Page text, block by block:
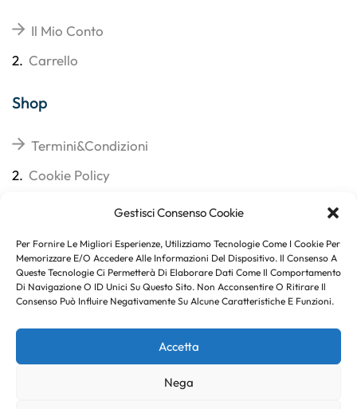
Gestisci Consenso Cookie
Per Fornire Le Migliori Esperienze, Utilizziamo Tecnologie Come I Cookie Per
Memorizzare E/o Accedere Alle Informazioni Del Dispositivo. Il Consenso A
Queste Tecnologie Ci Permetterà Di Elaborare Dati Come Il Comportamento
Di Navigazione O ID Unici Su Questo Sito. Non Acconsentire O Ritirare Il
Consenso Può Influire Negativamente Su Alcune Caratteristiche E Funzioni.
Accetta
Nega
Il Mio Conto
2. Carrello
Shop
Termini&Condizioni
2. Cookie Policy